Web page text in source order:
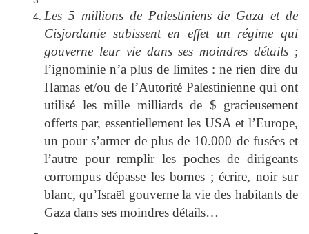
Les 5 millions de Palestiniens de Gaza et de
Cisjordanie subissent en effet un régime qui
gouverne leur vie dans ses moindres détails ;
l’ignominie n’a plus de limites : ne rien dire du
Hamas et/ou de l’Autorité Palestinienne qui ont
utilisé les mille milliards de $ gracieusement
offerts par, essentiellement les USA et l’Europe,
un pour s’armer de plus de 10.000 de fusées et
l’autre pour remplir les poches de dirigeants
corrompus dépasse les bornes ; écrire, noir sur
blanc, qu’Israël gouverne la vie des habitants de
Gaza dans ses moindres détails…